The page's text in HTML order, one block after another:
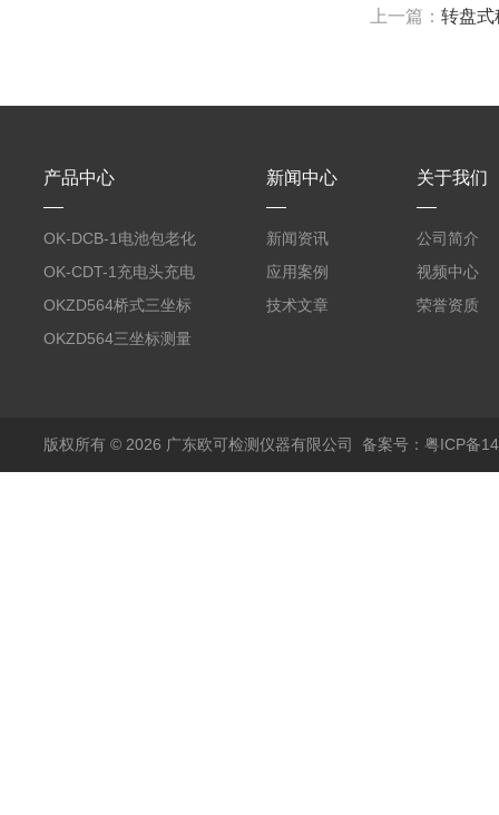
上一篇：转盘式
产品中心
OK-DCB-1电池包老化
测试系统
OK-CDT-1充电头充电
宝测试系统
OKZD564桥式三坐标
测量仪
OKZD564三坐标测量
新闻中心
新闻资讯
应用案例
技术文章
关于我们
公司简介
视频中心
荣誉资质
版权所有 © 2026 广东欧可检测仪器有限公司 备案号：粤ICP备